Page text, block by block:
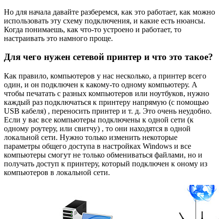
Но для начала давайте разберемся, как это работает, как можно
использовать эту схему подключения, и какие есть нюансы.
Когда понимаешь, как что-то устроено и работает, то
настраивать это намного проще.
Для чего нужен сетевой принтер и что это такое?
Как правило, компьютеров у нас несколько, а принтер всего
один, и он подключен к какому-то одному компьютеру. А
чтобы печатать с разных компьютеров или ноутбуков, нужно
каждый раз подключаться к принтеру напрямую (c помощью
USB кабеля) , переносить принтер и т. д. Это очень неудобно.
Если у вас все компьютеры подключены к одной сети (к
одному роутеру, или свитчу) , то они находятся в одной
локальной сети. Нужно только изменить некоторые
параметры общего доступа в настройках Windows и все
компьютеры смогут не только обмениваться файлами, но и
получать доступ к принтеру, который подключен к оному из
компьютеров в локальной сети.